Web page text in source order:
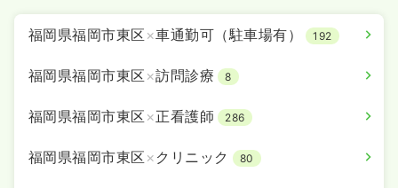
福岡県福岡市東区 ×車通勤可（駐車場有） 192
福岡県福岡市東区 ×訪問診療 8
福岡県福岡市東区 ×正看護師 286
福岡県福岡市東区 × クリニック 80